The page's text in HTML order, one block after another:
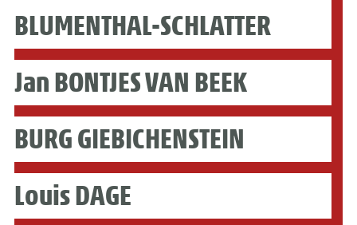
BLUMENTHAL-SCHLATTER
Jan BONTJES VAN BEEK
BURG GIEBICHENSTEIN
Louis DAGE